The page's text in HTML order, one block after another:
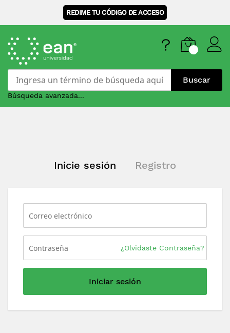
REDIME TU CÓDIGO DE ACCESO
Buscar
Búsqueda avanzada...
Inicie sesión Registro
¿Olvidaste Contraseña?
Iniciar sesión